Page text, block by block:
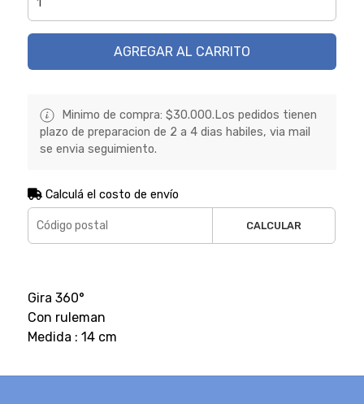
AGREGAR AL CARRITO
Minimo de compra: $30.000.Los pedidos tienen
plazo de preparacion de 2 a 4 dias habiles, via mail
se envia seguimiento.
Calculá el costo de envío
CALCULAR
Gira 360°
Con ruleman
Medida : 14 cm